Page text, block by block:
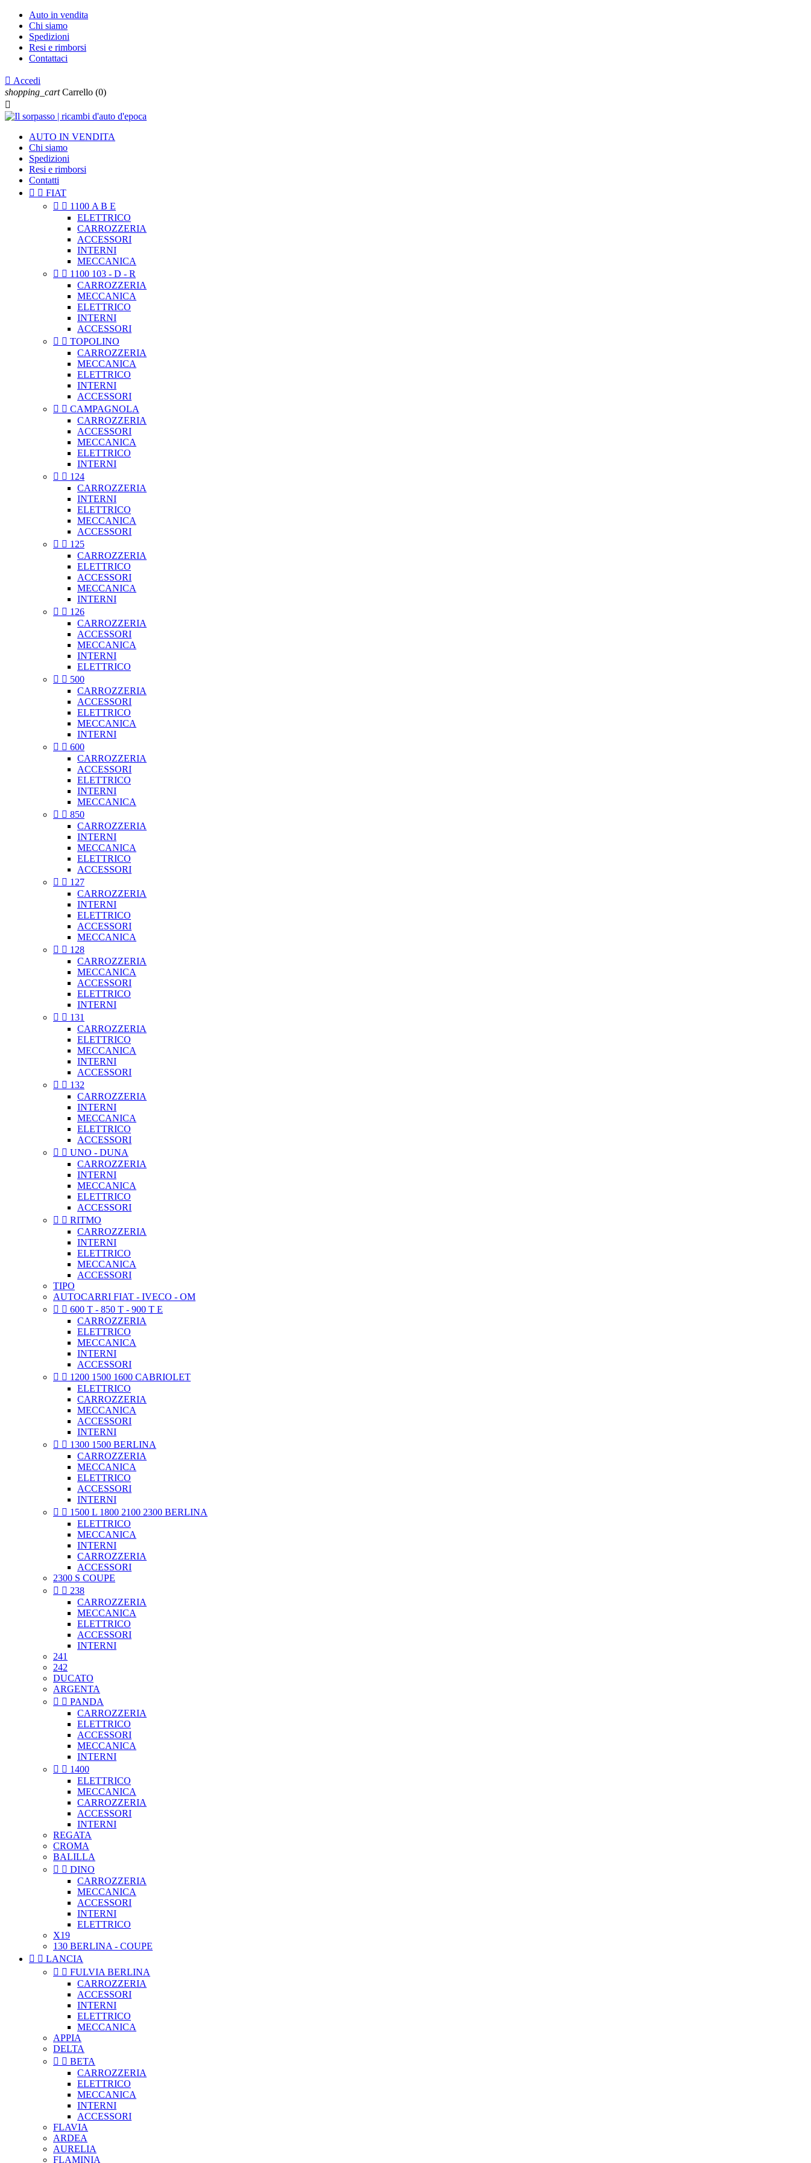
Auto in vendita
Chi siamo
Spedizioni
Resi e rimborsi
Contattaci
 Accedi
shopping_cart Carrello (0)

AUTO IN VENDITA
Chi siamo
Spedizioni
Resi e rimborsi
Contatti
  FIAT
  1100 A B E
ELETTRICO
CARROZZERIA
ACCESSORI
INTERNI
MECCANICA
  1100 103 - D - R
CARROZZERIA
MECCANICA
ELETTRICO
INTERNI
ACCESSORI
  TOPOLINO
CARROZZERIA
MECCANICA
ELETTRICO
INTERNI
ACCESSORI
  CAMPAGNOLA
CARROZZERIA
ACCESSORI
MECCANICA
ELETTRICO
INTERNI
  124
CARROZZERIA
INTERNI
ELETTRICO
MECCANICA
ACCESSORI
  125
CARROZZERIA
ELETTRICO
ACCESSORI
MECCANICA
INTERNI
  126
CARROZZERIA
ACCESSORI
MECCANICA
INTERNI
ELETTRICO
  500
CARROZZERIA
ACCESSORI
ELETTRICO
MECCANICA
INTERNI
  600
CARROZZERIA
ACCESSORI
ELETTRICO
INTERNI
MECCANICA
  850
CARROZZERIA
INTERNI
MECCANICA
ELETTRICO
ACCESSORI
  127
CARROZZERIA
INTERNI
ELETTRICO
ACCESSORI
MECCANICA
  128
CARROZZERIA
MECCANICA
ACCESSORI
ELETTRICO
INTERNI
  131
CARROZZERIA
ELETTRICO
MECCANICA
INTERNI
ACCESSORI
  132
CARROZZERIA
INTERNI
MECCANICA
ELETTRICO
ACCESSORI
  UNO - DUNA
CARROZZERIA
INTERNI
MECCANICA
ELETTRICO
ACCESSORI
  RITMO
CARROZZERIA
INTERNI
ELETTRICO
MECCANICA
ACCESSORI
TIPO
AUTOCARRI FIAT - IVECO - OM
  600 T - 850 T - 900 T E
CARROZZERIA
ELETTRICO
MECCANICA
INTERNI
ACCESSORI
  1200 1500 1600 CABRIOLET
ELETTRICO
CARROZZERIA
MECCANICA
ACCESSORI
INTERNI
  1300 1500 BERLINA
CARROZZERIA
MECCANICA
ELETTRICO
ACCESSORI
INTERNI
  1500 L 1800 2100 2300 BERLINA
ELETTRICO
MECCANICA
INTERNI
CARROZZERIA
ACCESSORI
2300 S COUPE
  238
CARROZZERIA
MECCANICA
ELETTRICO
ACCESSORI
INTERNI
241
242
DUCATO
ARGENTA
  PANDA
CARROZZERIA
ELETTRICO
ACCESSORI
MECCANICA
INTERNI
  1400
ELETTRICO
MECCANICA
CARROZZERIA
ACCESSORI
INTERNI
REGATA
CROMA
BALILLA
  DINO
CARROZZERIA
MECCANICA
ACCESSORI
INTERNI
ELETTRICO
X19
130 BERLINA - COUPE
  LANCIA
  FULVIA BERLINA
CARROZZERIA
ACCESSORI
INTERNI
ELETTRICO
MECCANICA
APPIA
DELTA
  BETA
CARROZZERIA
ELETTRICO
MECCANICA
INTERNI
ACCESSORI
FLAVIA
ARDEA
AURELIA
FLAMINIA